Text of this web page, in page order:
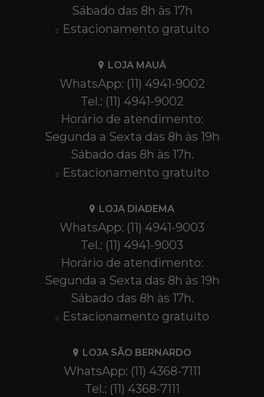
Sábado das 8h às 17h
Estacionamento gratuito
LOJA MAUÁ
WhatsApp: (11) 4941-9002
Tel.: (11) 4941-9002
Horário de atendimento:
Segunda a Sexta das 8h às 19h
Sábado das 8h às 17h.
Estacionamento gratuito
LOJA DIADEMA
WhatsApp: (11) 4941-9003
Tel.: (11) 4941-9003
Horário de atendimento:
Segunda a Sexta das 8h às 19h
Sábado das 8h às 17h.
Estacionamento gratuito
LOJA SÃO BERNARDO
WhatsApp: (11) 4368-7111
Tel.: (11) 4368-7111